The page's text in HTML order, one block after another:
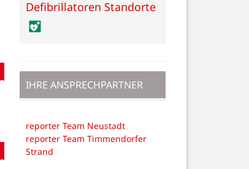
Defibrillatoren Standorte
IHRE ANSPRECHPARTNER
reporter Team Neustadt
reporter Team Timmendorfer
Strand